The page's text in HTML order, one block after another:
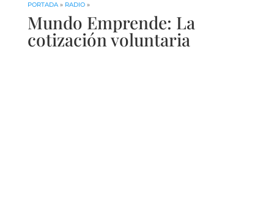
PORTADA» RADIO»
Mundo Emprende: La
cotización voluntaria